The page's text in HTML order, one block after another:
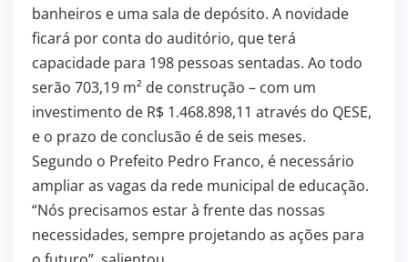
banheiros e uma sala de depósito. A novidade
ficará por conta do auditório, que terá
capacidade para 198 pessoas sentadas. Ao todo
serão 703,19 m² de construção – com um
investimento de R$ 1.468.898,11 através do QESE,
e o prazo de conclusão é de seis meses.
Segundo o Prefeito Pedro Franco, é necessário
ampliar as vagas da rede municipal de educação.
“Nós precisamos estar à frente das nossas
necessidades, sempre projetando as ações para